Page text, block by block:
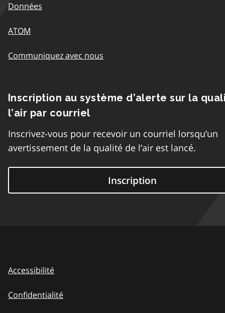
Données
ATOM
Communiquez avec nous
Inscription au système d’alerte sur la
l’air par courriel
Inscrivez-vous pour recevoir un courriel lorsqu’un
avertissement de la qualité de l’air est lancé.
Inscription
Accessibilité
Confidentialité